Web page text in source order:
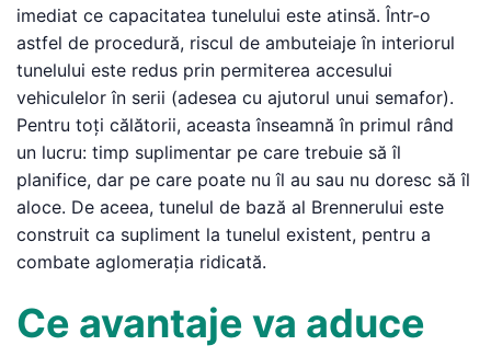
imediat ce capacitatea tunelului este atinsă. Într-o
astfel de procedură, riscul de ambuteiaje în interiorul
tunelului este redus prin permiterea accesului
vehiculelor în serii (adesea cu ajutorul unui semafor).
Pentru toți călătorii, aceasta înseamnă în primul rând
un lucru: timp suplimentar pe care trebuie să îl
planifice, dar pe care poate nu îl au sau nu doresc să îl
aloce. De aceea, tunelul de bază al Brennerului este
construit ca supliment la tunelul existent, pentru a
combate aglomerația ridicată.
Ce avantaje va aduce